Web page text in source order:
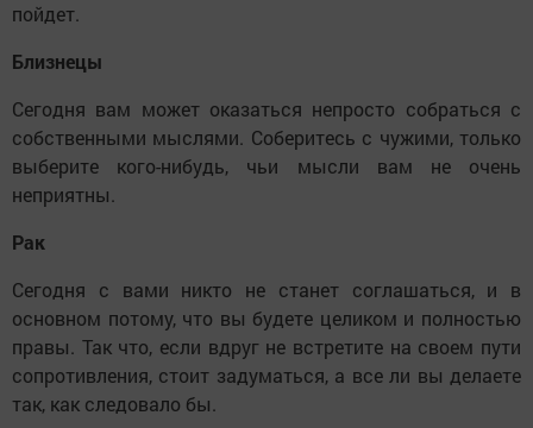
пойдет.
Близнецы
Сегодня вам может оказаться непросто собраться с
собственными мыслями. Соберитесь с чужими, только
выберите кого-нибудь, чьи мысли вам не очень
неприятны.
Рак
Сегодня с вами никто не станет соглашаться, и в
основном потому, что вы будете целиком и полностью
правы. Так что, если вдруг не встретите на своем пути
сопротивления, стоит задуматься, а все ли вы делаете
так, как следовало бы.